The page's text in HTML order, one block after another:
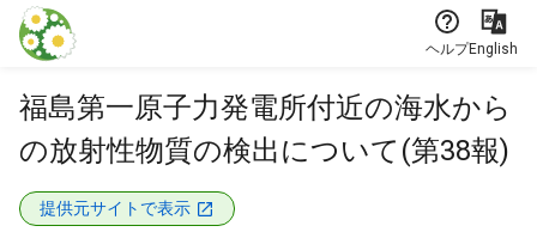
本文に飛ぶ
ヘルプEnglish
福島第一原子力発電所付近の海水から
の放射性物質の検出について(第38報)
提供元サイトで表示